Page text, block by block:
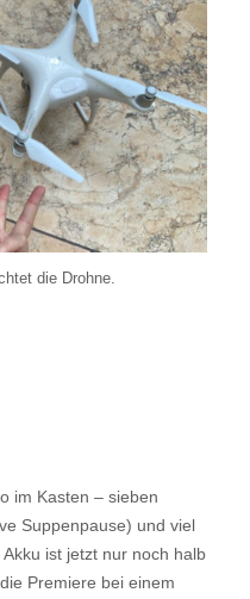
die Drohne.
im Kasten – sieben
Suppenpause) und viel
ist jetzt nur noch halb
Premiere bei einem